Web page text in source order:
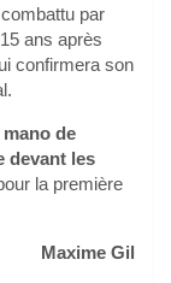
par
ans après
confirmera son
mano de
devant les
la première
Maxime Gil